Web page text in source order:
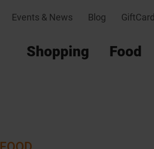
Events & News Blog GiftCard
Shopping Food